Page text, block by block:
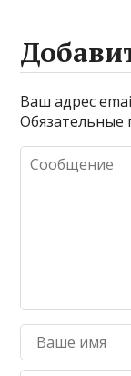
Ваш адрес